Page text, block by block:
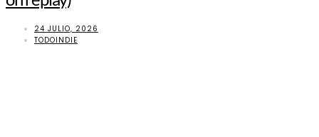
24 JULIO, 2026
TODOINDIE